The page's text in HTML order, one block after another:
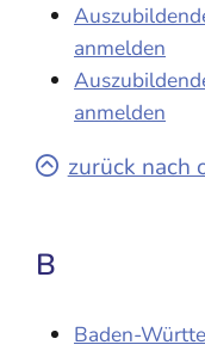
anmelden
anmelden
zurück nach
B
Baden-